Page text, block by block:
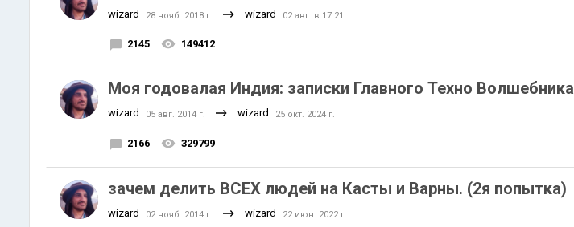
wizard 28 нояб. 2018 г. wizard 02 авг. в 17:21
2145 149412
Моя годовалая Индия: записки Главного Техно Волшебника
wizard 05 авг. 2014 г. wizard 25 окт. 2024 г.
2166 329799
зачем делить ВСЕХ людей на Касты и Варны. (2я попытка)
wizard 02 нояб. 2014 г. wizard 22 июн. 2022 г.